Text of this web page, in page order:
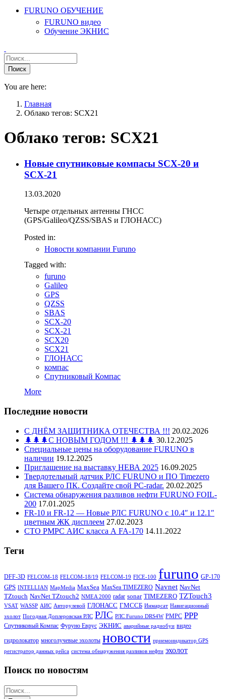
FURUNO ОБУЧЕНИЕ
FURUNO видео
Обучение ЭКНИС
You are here:
Главная
Облако тегов: SCX21
Облако тегов: SCX21
Новые спутниковые компасы SCX-20 и
SCX-21
13.03.2020
Четыре отдельных антенны ГНСС
(GPS/Galileo/QZSS/SBAS и ГЛОНАСС)
Posted in:
Новости компании Furuno
Tagged with:
furuno
Galileo
GPS
QZSS
SBAS
SCX-20
SCX-21
SCX20
SCX21
ГЛОНАСС
компас
Спутниковый Компас
More
Последние новости
С ДНЁМ ЗАЩИТНИКА ОТЕЧЕСТВА !!! 20.02.2026
🌲🌲🌲С НОВЫМ ГОДОМ !!! 🌲🌲🌲 30.12.2025
Специальные цены на оборудование FURUNO в
наличии 19.12.2025
Приглашение на выставку НЕВА 2025 16.09.2025
Твердотельный датчик РЛС FURUNO и ПО Timezero
для Вашего ПК. Создайте свой PC-radar. 20.02.2025
Система обнаружения разливов нефти FURUNO FOIL-
200 17.01.2025
FR-10 и FR-12 — Новые РЛС FURUNO c 10.4″ и 12.1″
цветным ЖК дисплеем 27.02.2023
СТО РМРС АИС класса А FA-170 14.11.2022
Теги
DFF-3D FELCOM-18 FELCOM-18/19 FELCOM-19 FICE-100 furuno GP-170
GPS INTELLIAN MapMedia MaxSea MaxSea TIMEZERO Navnet NavNet
TZtouch NavNet TZtouch2 NMEA 2000 radar sonar TIMEZERO TZTouch3
VSAT WASSP АИС Авторулевой ГЛОНАСС ГМССБ Инмарсат Навигационный
эхолот Погодная Доплеровская РЛС РЛС РЛС Furuno DRS4W РМРС РРР
Спутниковый Компас Фуруно Еврус ЭКНИС аварийные радиобуи видео
гидролокатор многолучевые эхолоты новости приемоиндикатор GPS
регистратор данных рейса система обнаружения разливов нефти эхолот
Поиск по новостям